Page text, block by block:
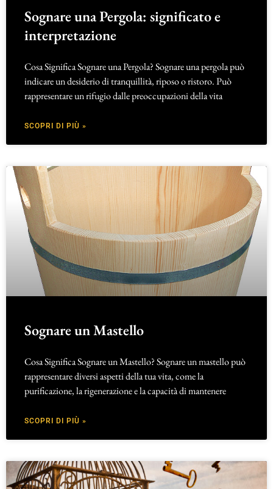
Sognare una Pergola: significato e
interpretazione
Cosa Significa Sognare una Pergola? Sognare una pergola può
indicare un desiderio di tranquillità, riposo o ristoro. Può
rappresentare un rifugio dalle preoccupazioni della vita
SCOPRI DI PIÙ »
Sognare un Mastello
Cosa Significa Sognare un Mastello? Sognare un mastello può
rappresentare diversi aspetti della tua vita, come la
purificazione, la rigenerazione e la capacità di mantenere
SCOPRI DI PIÙ »